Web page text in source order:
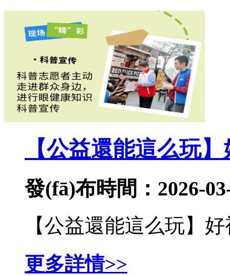
【公益還能這么玩
發(fā)布時間：2026-
【公益還能這么玩】
更多詳情>>